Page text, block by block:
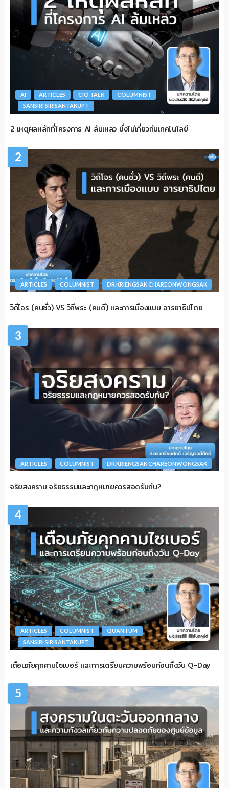
AI ARTICLES CIO TALK
COLUMNIST
SANSIRI SIRISANTAKUPT
2 เหตุผลหลักที่โครงการ AI ล้มเหลว ซึ่งไม่เกี่ยวกับเทคโนโลยี
2
ARTICLES COLUMNIST DR.KRIENGSAK CHAREONWONGSAK
วิถีโจร (คนชั่ว) VS วิถีพระ (คนดี) และการเมืองแบบ อารยาธิปไตย
3
ARTICLES COLUMNIST DR.KRIENGSAK CHAREONWONGSAK
จริยสงคราม จริยธรรมและกฎหมายควรสอดรับกัน?
4
ARTICLES COLUMNIST
QUANTUM
SANSIRI SIRISANTAKUPT
เตือนภัยคุกคามไซเบอร์ และการเตรียมความพร้อมก่อนถึงวัน Q-Day
5